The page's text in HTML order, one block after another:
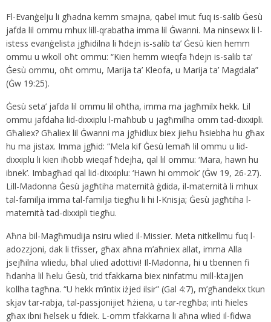
Fl-Evanġelju li għadna kemm smajna, qabel imut fuq is-salib Ġesù
jafda lil ommu mhux lill-qrabatha imma lil Ġwanni. Ma ninsewx li l-
istess evanġelista jgħidilna li ħdejn is-salib ta’ Ġesù kien hemm
ommu u wkoll oħt ommu: “Kien hemm wieqfa ħdejn is-salib ta’
Ġesù ommu, oħt ommu, Marija ta’ Kleofa, u Marija ta’ Magdala”
(Ġw 19:25).
Ġesù seta’ jafda lil ommu lil oħtha, imma ma jagħmilx hekk. Lil
ommu jafdaha lid-dixxiplu l-maħbub u jagħmilha omm tad-dixxipli.
Għaliex? Għaliex lil Ġwanni ma jgħidlux biex jieħu ħsiebha hu għax
hu ma jistax. Imma jgħid: “Mela kif Ġesù lemaħ lil ommu u lid-
dixxiplu li kien iħobb wieqaf ħdejha, qal lil ommu: ‘Mara, hawn hu
ibnek’. Imbagħad qal lid-dixxiplu: ‘Hawn hi ommok’ (Ġw 19, 26-27).
Lill-Madonna Ġesù jagħtiha maternità ġdida, il-maternità li mhux
tal-familja imma tal-familja tiegħu li hi l-Knisja; Ġesù jagħtiha l-
maternità tad-dixxipli tiegħu.
Aħna bil-Magħmudija nsiru wlied il-Missier. Meta nitkellmu fuq l-
adozzjoni, dak li tfisser, għax aħna m’aħniex allat, imma Alla
jsejħilna wliedu, bħal ulied adottivi! Il-Madonna, hi u tbennen fi
ħdanha lil ħelu Ġesù, trid tfakkarna biex ninfatmu mill-ktajjen
kollha tagħna. “U hekk m’intix iżjed ilsir” (Gal 4:7), m’għandekx tkun
skjav tar-rabja, tal-passjonijiet ħżiena, u tar-regħba; inti ħieles
għax ibni ħelsek u fdiek. L-omm tfakkarna li aħna wlied il-fidwa